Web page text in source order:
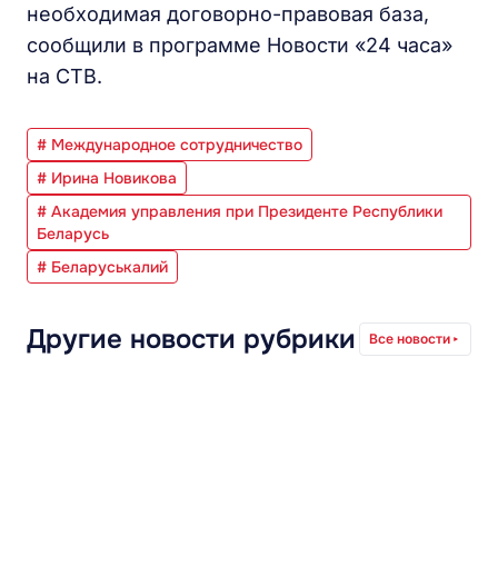
необходимая договорно-правовая база,
сообщили в программе Новости «24 часа»
на СТВ.
# Международное сотрудничество
# Ирина Новикова
# Академия управления при Президенте Республики
Беларусь
# Беларуськалий
Другие новости рубрики Все новости